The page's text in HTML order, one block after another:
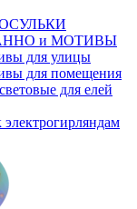
и МОТИВЫ
для улицы
для помещения
для елей